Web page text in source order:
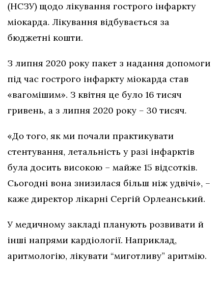
(НСЗУ) щодо лікування гострого інфаркту
міокарда. Лікування відбувається за
бюджетні кошти.
З липня 2020 року пакет з надання допомоги
під час гострого інфаркту міокарда став
«вагомішим». З квітня це було 16 тисяч
гривень, а з липня 2020 року – 30 тисяч.
«До того, як ми почали практикувати
стентування, летальність у разі інфарктів
була досить високою – майже 15 відсотків.
Сьогодні вона знизилася більш ніж удвічі», –
каже директор лікарні Сергій Орлеанський.
У медичному закладі планують розвивати й
інші напрями кардіології. Наприклад,
аритмологію, лікувати “миготливу” аритмію.